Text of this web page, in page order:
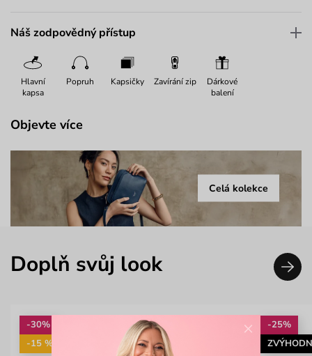
Náš zodpovědný přístup
Hlavní
kapsa
Popruh Kapsičky Zavírání zip
Dárkové
balení
Objevte více
Celá kolekce
Doplň svůj look
-30%
-15 %: KAB15
-25%
×